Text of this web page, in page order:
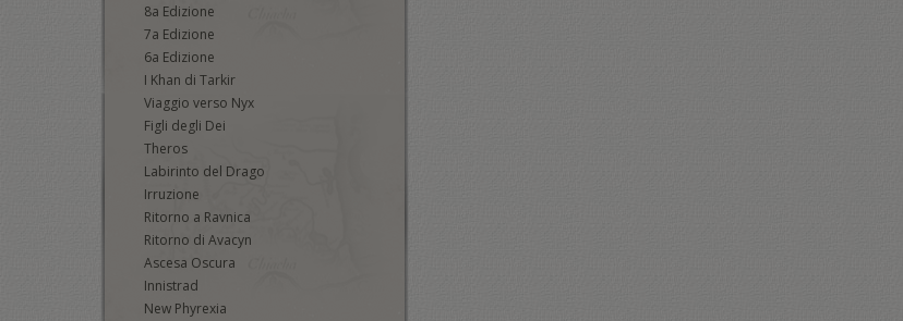
8a Edizione
7a Edizione
6a Edizione
I Khan di Tarkir
Viaggio verso Nyx
Figli degli Dei
Theros
Labirinto del Drago
Irruzione
Ritorno a Ravnica
Ritorno di Avacyn
Ascesa Oscura
Innistrad
New Phyrexia